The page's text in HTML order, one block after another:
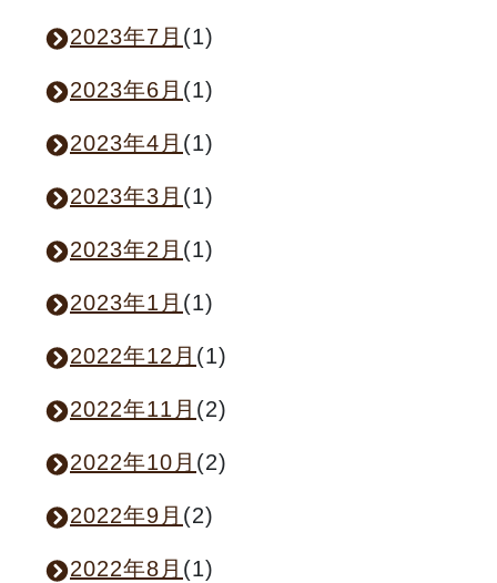
2023年7月 (1)
2023年6月 (1)
2023年4月 (1)
2023年3月 (1)
2023年2月 (1)
2023年1月 (1)
2022年12月 (1)
2022年11月 (2)
2022年10月 (2)
2022年9月 (2)
2022年8月 (1)